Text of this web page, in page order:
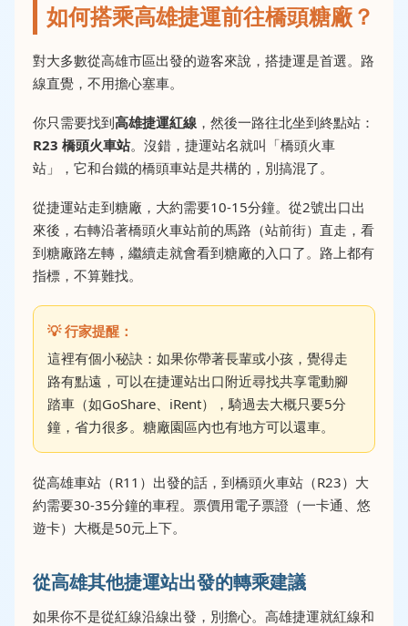
如何搭乘高雄捷運前往橋頭糖廠？
對大多數從高雄市區出發的遊客來說，搭捷運是首選。路
線直覺，不用擔心塞車。
你只需要找到高雄捷運紅線 ，然後一路往北坐到終點站：
R23 橋頭火車站。沒錯，捷運站名就叫「橋頭火車
站」，它和台鐵的橋頭車站是共構的，別搞混了。
從捷運站走到糖廠，大約需要10-15分鐘。從2號出口出
來後，右轉沿著橋頭火車站前的馬路（站前街）直走，看
到糖廠路左轉，繼續走就會看到糖廠的入口了。路上都有
指標，不算難找。
這裡有個小秘訣：如果你帶著長輩或小孩，覺得走
路有點遠，可以在捷運站出口附近尋找共享電動腳
踏車（如GoShare、iRent），騎過去大概只要5分
鐘，省力很多。糖廠園區內也有地方可以還車。
從高雄車站（R11）出發的話，到橋頭火車站（R23）大
約需要30-35分鐘的車程。票價用電子票證（一卡通、悠
遊卡）大概是50元上下。
從高雄其他捷運站出發的轉乘建議
如果你不是從紅線沿線出發，別擔心。高雄捷運就紅線和